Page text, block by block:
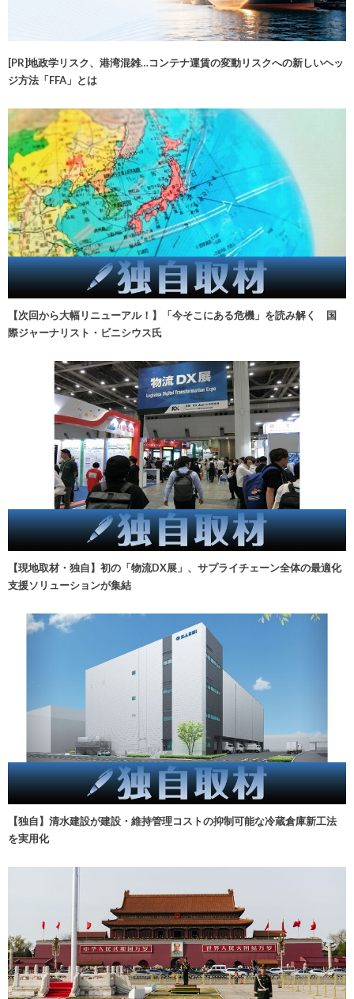
[PR]地政学リスク、港湾混雑…コンテナ運賃の変動リスクへの新しいヘッ
ジ方法「FFA」とは
【次回から大幅リニューアル！】「今そこにある危機」を読み解く 国
際ジャーナリスト・ビニシウス氏
【現地取材・独自】初の「物流DX展」、サプライチェーン全体の最適化
支援ソリューションが集結
【独自】清水建設が建設・維持管理コストの抑制可能な冷蔵倉庫新工法
を実用化